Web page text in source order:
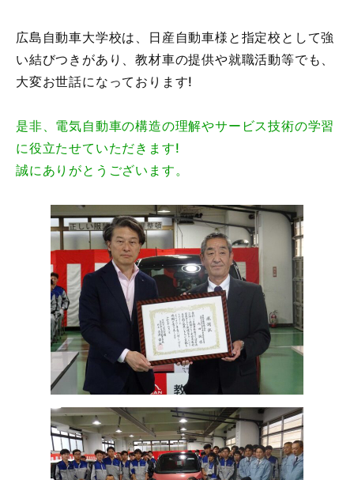
広島自動車大学校は、日産自動車様と指定校として強
い結びつきがあり、教材車の提供や就職活動等でも、
大変お世話になっております!
是非、電気自動車の構造の理解やサービス技術の学習
に役立たせていただきます!
誠にありがとうございます。